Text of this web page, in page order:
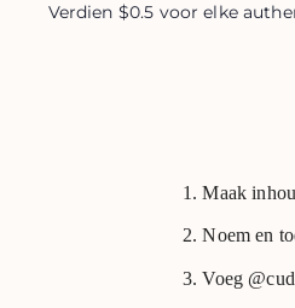
Verdien $0.5 voor elke
Maak
Noem en
Voeg